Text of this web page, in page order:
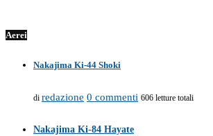
Aerei
Nakajima Ki-44 Shoki
di redazione 0 commenti 606 letture totali
Nakajima Ki-84 Hayate